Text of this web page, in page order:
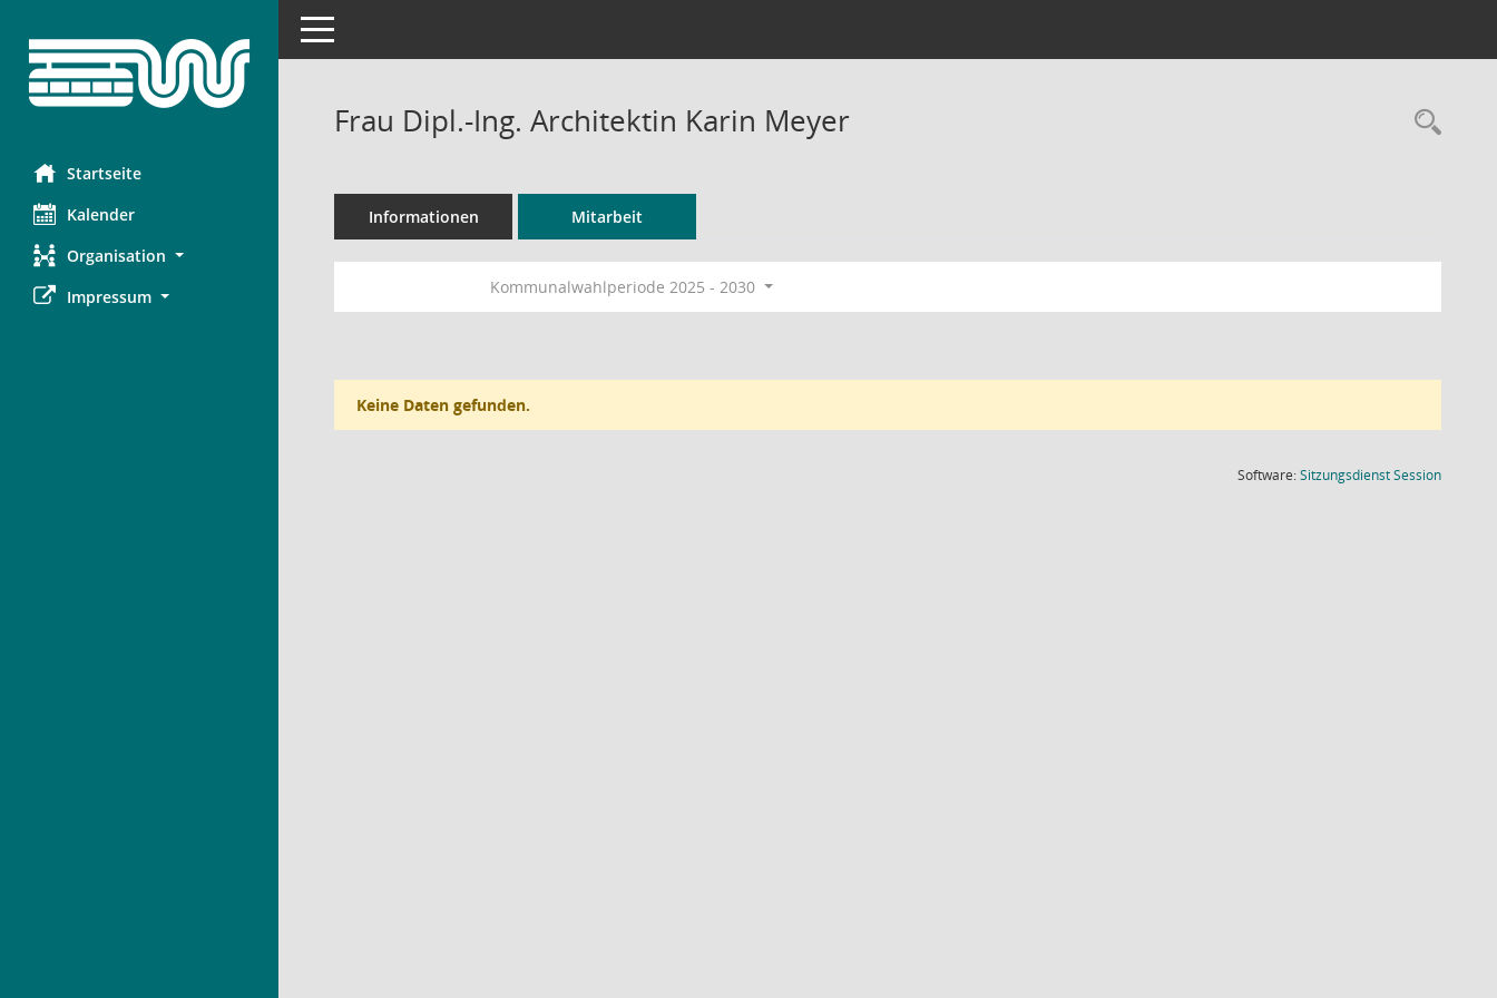
Startseite
Kalender
Organisation
Impressum
Toggle navigation
Frau Dipl.-Ing. Architektin Karin Meyer
Informationen Mitarbeit
Kommunalwahlperiode 2025 - 2030
Keine Daten gefunden.
Software:SitzungsdienstSession(Wird in